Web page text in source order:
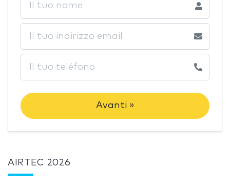
Avanti »
AIRTEC 2026